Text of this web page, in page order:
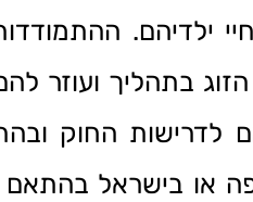
ילדיהם.
בתהליך ועוזר
לדרישות החוק
או בישראל בהתאם